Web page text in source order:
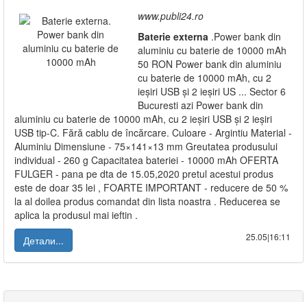
www.publi24.ro
Baterie externa .Power bank din
aluminiu cu baterie de 10000 mAh
50 RON Power bank din aluminiu
cu baterie de 10000 mAh, cu 2
ieșiri USB și 2 ieșiri US ... Sector 6
Bucuresti azi Power bank din
aluminiu cu baterie de 10000 mAh, cu 2 ieșiri USB și 2 ieșiri
USB tip-C. Fără cablu de încărcare. Culoare - Argintiu Material -
Aluminiu Dimensiune - 75×141×13 mm Greutatea produsului
individual - 260 g Capacitatea bateriei - 10000 mAh OFERTA
FULGER - pana pe dta de 15.05,2020 pretul acestui produs
este de doar 35 lei , FOARTE IMPORTANT - reducere de 50 %
la al doilea produs comandat din lista noastra . Reducerea se
aplica la produsul mai ieftin .
Детали...
25.05|16:11